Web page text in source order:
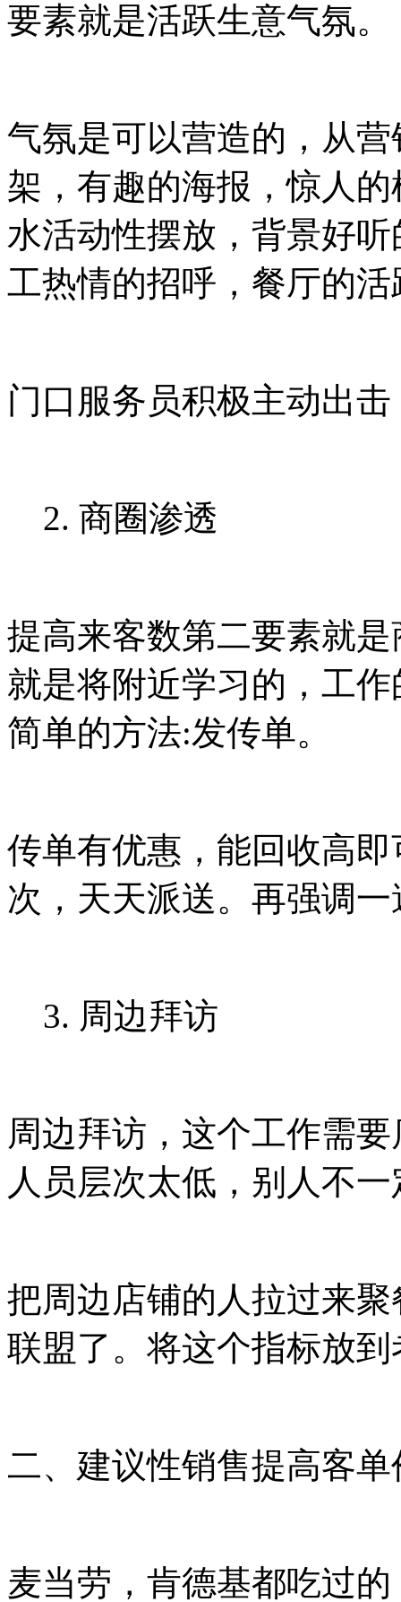
要素就是活跃生意气氛。
气氛是可以营造的，从
架，有趣的海报，惊人
水活动性摆放，背景好
工热情的招呼，餐厅的
门口服务员积极主动出
2. 商圈渗透
提高来客数第二要素就
就是将附近学习的，工
简单的方法:发传单。
传单有优惠，能回收高
次，天天派送。再强调
3. 周边拜访
周边拜访，这个工作需
人员层次太低，别人不
把周边店铺的人拉过来
联盟了。将这个指标放
二、建议性销售提高客单
麦当劳，肯德基都吃过